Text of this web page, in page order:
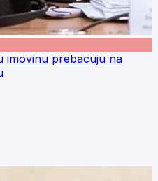
imovinu prebacuju na